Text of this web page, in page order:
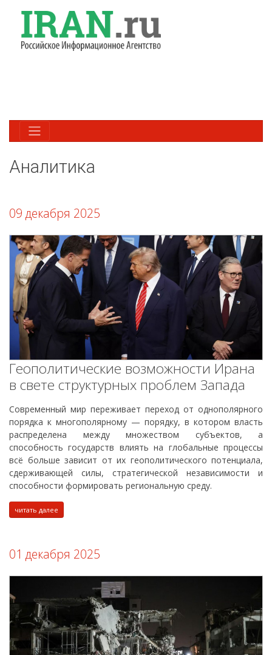
Аналитика
09 декабря 2025
Геополитические возможности Ирана
в свете структурных проблем Запада
Современный мир переживает переход от однополярного
порядка к многополярному — порядку, в котором власть
распределена между множеством субъектов, а
способность государств влиять на глобальные процессы
всё больше зависит от их геополитического потенциала,
сдерживающей силы, стратегической независимости и
способности формировать региональную среду.
читать далее
01 декабря 2025